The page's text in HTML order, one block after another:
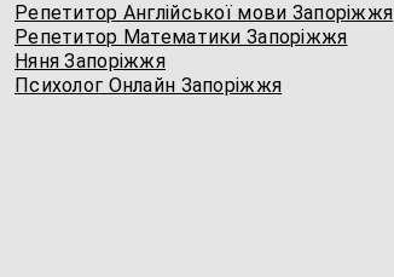
Репетитор Англійської мови Запоріжжя
Репетитор Математики Запоріжжя
Няня Запоріжжя
Психолог Онлайн Запоріжжя